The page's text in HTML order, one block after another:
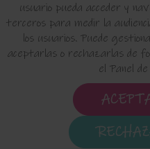
usuario pueda acceder y
terceros para medir la
los usuarios. Puede
aceptarlas o rechazarlas de
el Panel
INICIO
Política de Cookies
Condiciones
elositodeclaudia.com©